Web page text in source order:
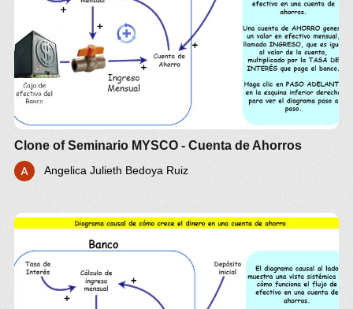
Clone of Seminario MYSCO - Cuenta de Ahorros
Angelica Julieth Bedoya Ruiz